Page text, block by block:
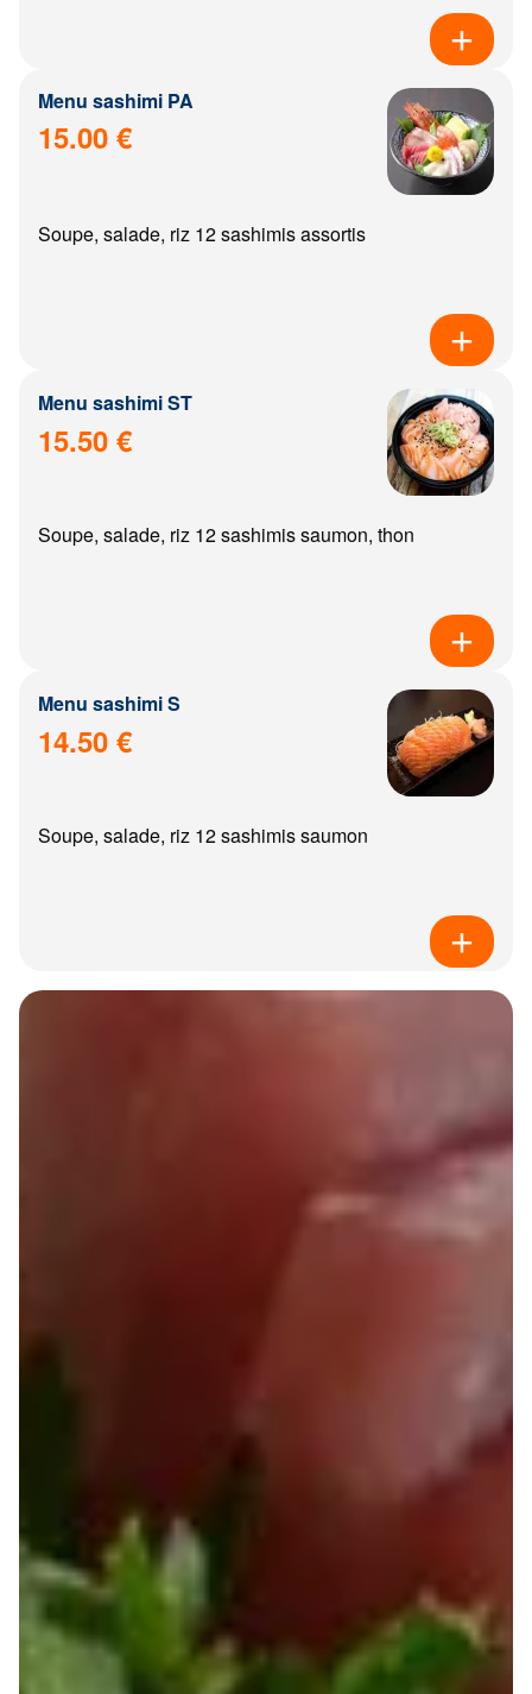
Menu sashimi PA
15.00 €
Soupe, salade, riz 12 sashimis assortis
Menu sashimi ST
15.50 €
Soupe, salade, riz 12 sashimis saumon, thon
Menu sashimi S
14.50 €
Soupe, salade, riz 12 sashimis saumon